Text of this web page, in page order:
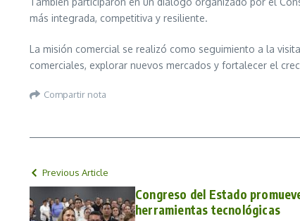
más integrada, competitiva y resiliente.
La misión comercial se realizó como seguimiento a la
comerciales, explorar nuevos mercados y fortalecer el
Compartir nota
Previous Article
Congreso del Estado
herramientas tecnológicas